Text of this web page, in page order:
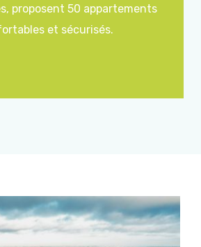
proposent 50 appartements
et sécurisés.